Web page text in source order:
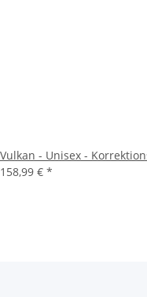
Vulkan - Unisex -
158,99 € *